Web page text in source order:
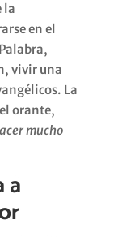
la
en el
vivir una
La
orante,
mucho
a